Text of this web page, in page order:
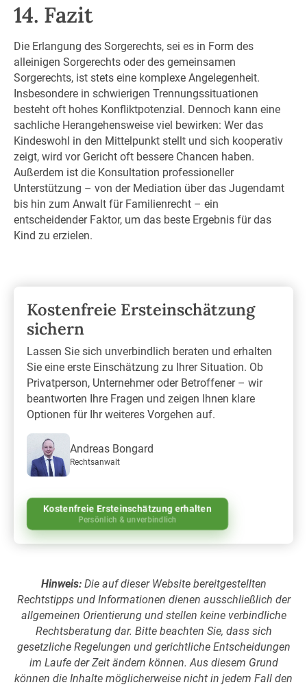
14. Fazit
Die Erlangung des Sorgerechts, sei es in Form des
alleinigen Sorgerechts oder des gemeinsamen
Sorgerechts, ist stets eine komplexe Angelegenheit.
Insbesondere in schwierigen Trennungssituationen
besteht oft hohes Konfliktpotenzial. Dennoch kann eine
sachliche Herangehensweise viel bewirken: Wer das
Kindeswohl in den Mittelpunkt stellt und sich kooperativ
zeigt, wird vor Gericht oft bessere Chancen haben.
Außerdem ist die Konsultation professioneller
Unterstützung – von der Mediation über das Jugendamt
bis hin zum Anwalt für Familienrecht – ein
entscheidender Faktor, um das beste Ergebnis für das
Kind zu erzielen.
Kostenfreie Ersteinschätzung
sichern
Lassen Sie sich unverbindlich beraten und erhalten
Sie eine erste Einschätzung zu Ihrer Situation. Ob
Privatperson, Unternehmer oder Betroffener – wir
beantworten Ihre Fragen und zeigen Ihnen klare
Optionen für Ihr weiteres Vorgehen auf.
Andreas Bongard
Rechtsanwalt
Kostenfreie Ersteinschätzung erhalten
Persönlich & unverbindlich
Hinweis:Die auf dieser Website bereitgestellten
Rechtstipps und Informationen dienen ausschließlich der
allgemeinen Orientierung und stellen keine verbindliche
Rechtsberatung dar. Bitte beachten Sie, dass sich
gesetzliche Regelungen und gerichtliche Entscheidungen
im Laufe der Zeit ändern können. Aus diesem Grund
können die Inhalte möglicherweise nicht in jedem Fall den